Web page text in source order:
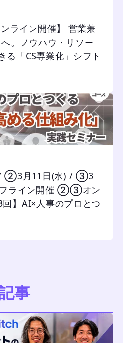
ンライン開催】 営業兼
。ノウハウ・リソー
る「CS専業化」シフト
/ ②3月11日(水) / ③3
ライン開催 ②③オン
】AI×人事のプロとつ
る仕組み化」実践セ
事